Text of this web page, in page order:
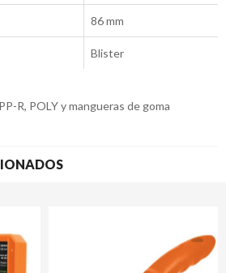
86 mm
Blister
R, POLY y mangueras de goma